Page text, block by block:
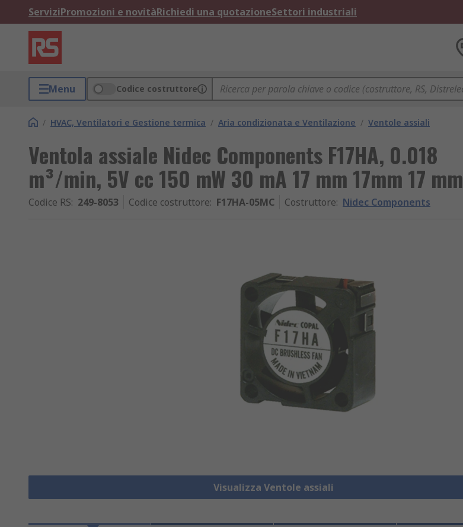
ServiziPromozioni e novitàRichiedi una quotazioneSettori industriali
Menu Codice costruttore
/ HVAC, Ventilatori e Gestione termica / Aria condizionata e Ventilazione / Ventole assiali
Ventola assiale Nidec Components F17HA, 0.018
m³/min, 5V cc 150 mW 30 mA 17 mm 17mm 17 mm
Codice RS: 249-8053 Codice costruttore: F17HA-05MC Costruttore: Nidec Components
Visualizza Ventole assiali